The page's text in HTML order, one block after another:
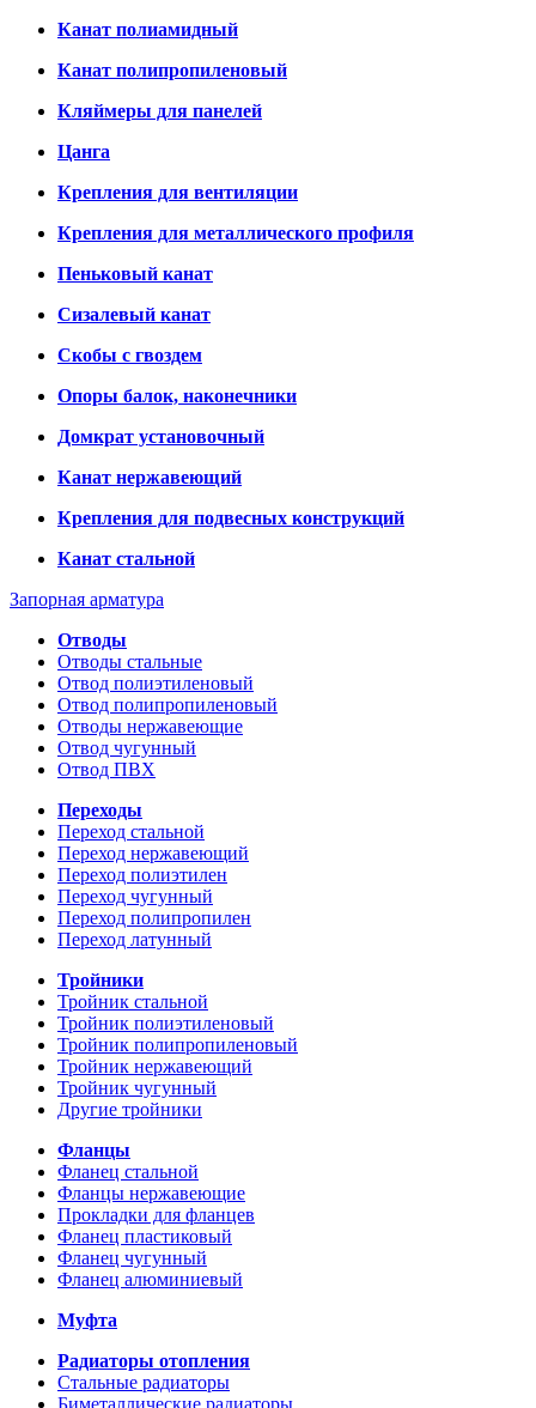
Канат полиамидный
Канат полипропиленовый
Кляймеры для панелей
Цанга
Крепления для вентиляции
Крепления для металлического профиля
Пеньковый канат
Сизалевый канат
Скобы с гвоздем
Опоры балок, наконечники
Домкрат установочный
Канат нержавеющий
Крепления для подвесных конструкций
Канат стальной
Запорная арматура
Отводы
Отводы стальные
Отвод полиэтиленовый
Отвод полипропиленовый
Отводы нержавеющие
Отвод чугунный
Отвод ПВХ
Переходы
Переход стальной
Переход нержавеющий
Переход полиэтилен
Переход чугунный
Переход полипропилен
Переход латунный
Тройники
Тройник стальной
Тройник полиэтиленовый
Тройник полипропиленовый
Тройник нержавеющий
Тройник чугунный
Другие тройники
Фланцы
Фланец стальной
Фланцы нержавеющие
Прокладки для фланцев
Фланец пластиковый
Фланец чугунный
Фланец алюминиевый
Муфта
Радиаторы отопления
Стальные радиаторы
Биметаллические радиаторы